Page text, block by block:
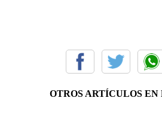
OTROS ARTÍCULOS EN